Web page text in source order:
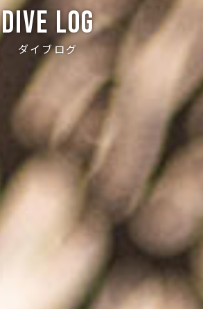
Dive log
ダイブログ